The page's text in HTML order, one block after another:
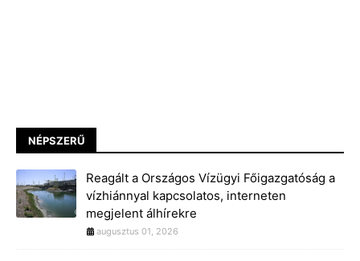
NÉPSZERŰ
Reagált a Országos Vízügyi Főigazgatóság a
vízhiánnyal kapcsolatos, interneten
megjelent álhírekre
augusztus 01, 2026